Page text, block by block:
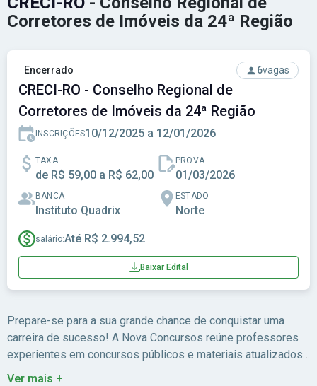
Encerrado 6vagas
CRECI-RO - Conselho Regional de
Corretores de Imóveis da 24ª Região
INSCRIÇÕES10/12/2025 a 12/01/2026
TAXA
de R$ 59,00 a R$ 62,00
PROVA
01/03/2026
BANCA
Instituto Quadrix
ESTADO
Norte
salário:Até R$ 2.994,52
Baixar Edital
Corretores de Imóveis da 24ª Região
Prepare-se para a sua grande chance de conquistar uma
carreira de sucesso! A Nova Concursos reúne professores
experientes em concursos públicos e materiais atualizados
para você estudar com foco no edital.
Ver mais +